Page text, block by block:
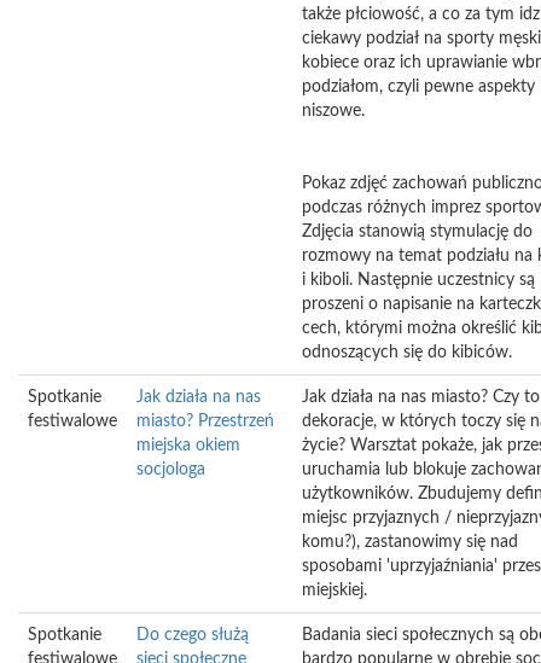
także płciowość, a co za tym
ciekawy podział na sporty
kobiece oraz ich uprawianie
podziałom, czyli pewne aspekty
niszowe.
Pokaz zdjęć zachowań
podczas różnych imprez
Zdjęcia stanowią stymulację do
rozmowy na temat podziału na
i kiboli. Następnie uczestnicy są
proszeni o napisanie na
cech, którymi można określić
odnoszących się do kibiców.
Spotkanie
festiwalowe
Jak działa na nas
miasto? Przestrzeń
miejska okiem
socjologa
Jak działa na nas miasto? Czy
dekoracje, w których toczy się
życie? Warsztat pokaże, jak
uruchamia lub blokuje
użytkowników. Zbudujemy
miejsc przyjaznych /
komu?), zastanowimy się nad
sposobami 'uprzyjaźniania'
miejskiej.
Spotkanie
festiwalowe
Do czego służą
sieci społeczne
Badania sieci społecznych są
bardzo popularne w obrębie